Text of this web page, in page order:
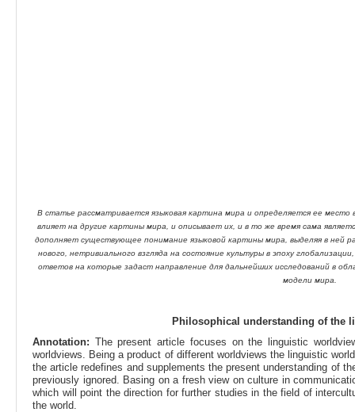
В статье рассматривается языковая картина мира и определяется ее
влияет на другие картины мира, и описывает их, и в то же время сама
дополняет существующее понимание языковой картины мира, выделяя в ней
нового, нетривиального взгляда на состояние культуры в эпоху
ответов на которые задаст направление для дальнейших исследований в
модели мира.
Philosophical understanding of the
Annotation: The present article focuses on the linguistic
worldviews. Being a product of different worldviews the linguistic
the article redefines and supplements the present understanding of
previously ignored. Basing on a fresh view on culture in
which will point the direction for further studies in the field of
the world.